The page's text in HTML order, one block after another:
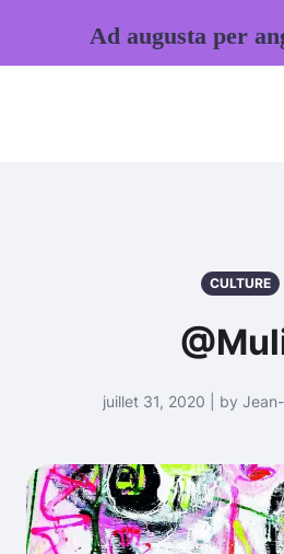
CULTURE
juillet 31, 2020 | by
Ad augusta per